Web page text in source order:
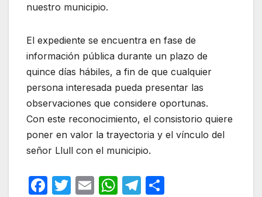
nuestro municipio.
El expediente se encuentra en fase de
información pública durante un plazo de
quince días hábiles, a fin de que cualquier
persona interesada pueda presentar las
observaciones que considere oportunas.
Con este reconocimiento, el consistorio quiere
poner en valor la trayectoria y el vínculo del
señor Llull con el municipio.
F
T
E
W T